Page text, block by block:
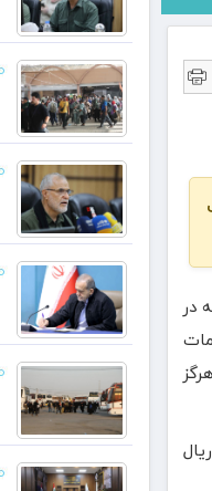
در
هزینه‌ای بالغ بر یک هزار و ۲۰ میلیارد ریال